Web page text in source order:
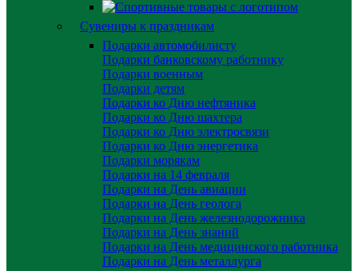
Сувениры к праздникам
Подарки автомобилисту
Подарки банковскому работнику
Подарки военным
Подарки детям
Подарки ко Дню нефтяника
Подарки ко Дню шахтера
Подарки ко Дню электросвязи
Подарки ко Дню энергетика
Подарки морякам
Подарки на 14 февраля
Подарки на День авиации
Подарки на День геолога
Подарки на День железнодорожника
Подарки на День знаний
Подарки на День медицинского работника
Подарки на День металлурга